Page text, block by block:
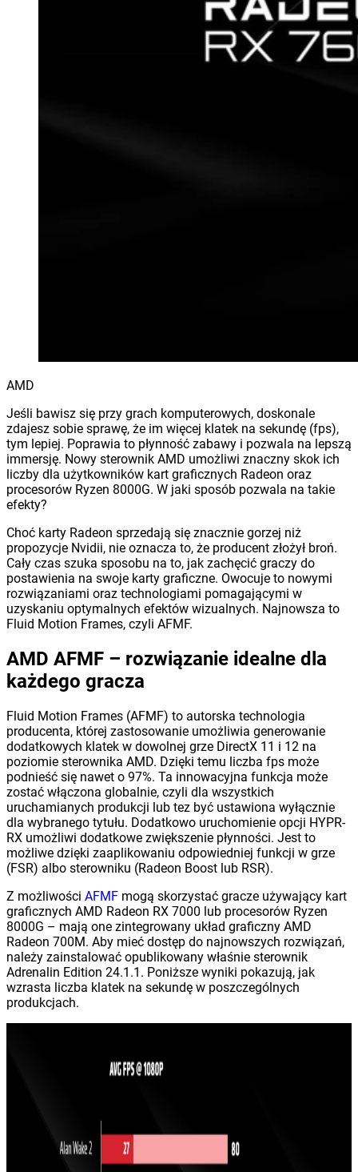
AMD
Jeśli bawisz się przy grach komputerowych, doskonale
zdajesz sobie sprawę, że im więcej klatek na sekundę (fps),
tym lepiej. Poprawia to płynność zabawy i pozwala na lepszą
immersję. Nowy sterownik AMD umożliwi znaczny skok ich
liczby dla użytkowników kart graficznych Radeon oraz
procesorów Ryzen 8000G. W jaki sposób pozwala na takie
efekty?
Choć karty Radeon sprzedają się znacznie gorzej niż
propozycje Nvidii, nie oznacza to, że producent złożył broń.
Cały czas szuka sposobu na to, jak zachęcić graczy do
postawienia na swoje karty graficzne. Owocuje to nowymi
rozwiązaniami oraz technologiami pomagającymi w
uzyskaniu optymalnych efektów wizualnych. Najnowsza to
Fluid Motion Frames, czyli AFMF.
AMD AFMF – rozwiązanie idealne dla
każdego gracza
Fluid Motion Frames (AFMF) to autorska technologia
producenta, której zastosowanie umożliwia generowanie
dodatkowych klatek w dowolnej grze DirectX 11 i 12 na
poziomie sterownika AMD. Dzięki temu liczba fps może
podnieść się nawet o 97%. Ta innowacyjna funkcja może
zostać włączona globalnie, czyli dla wszystkich
uruchamianych produkcji lub tez być ustawiona wyłącznie
dla wybranego tytułu. Dodatkowo uruchomienie opcji HYPR-
RX umożliwi dodatkowe zwiększenie płynności. Jest to
możliwe dzięki zaaplikowaniu odpowiedniej funkcji w grze
(FSR) albo sterowniku (Radeon Boost lub RSR).
Z możliwości AFMF mogą skorzystać gracze używający kart
graficznych AMD Radeon RX 7000 lub procesorów Ryzen
8000G – mają one zintegrowany układ graficzny AMD
Radeon 700M. Aby mieć dostęp do najnowszych rozwiązań,
należy zainstalować opublikowany właśnie sterownik
Adrenalin Edition 24.1.1. Poniższe wyniki pokazują, jak
wzrasta liczba klatek na sekundę w poszczególnych
produkcjach.